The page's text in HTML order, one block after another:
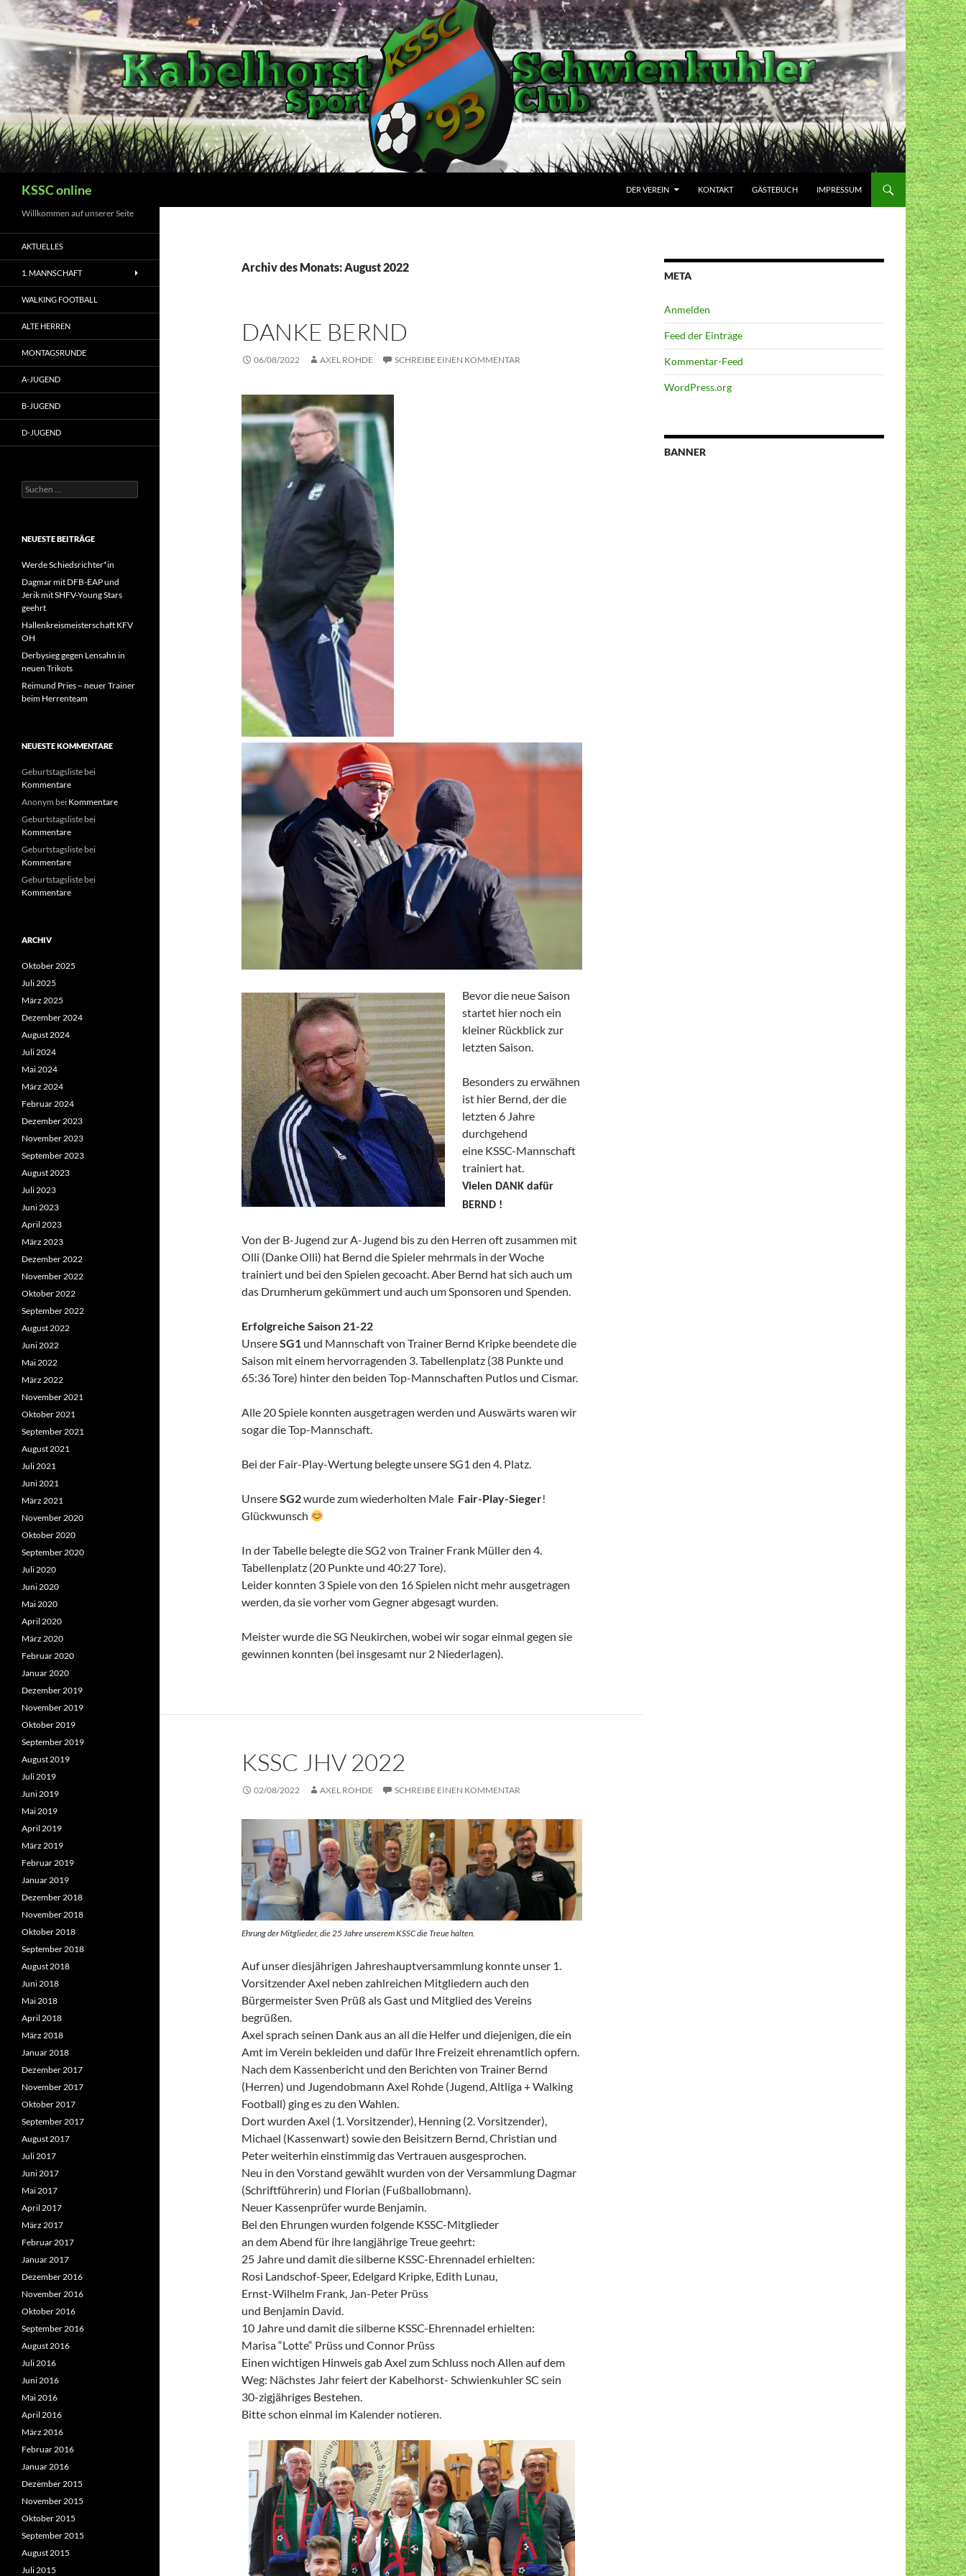
Zum
Inhalt
springen
KSSC online DER VEREIN KONTAKT GÄSTEBUCH IMPRESSUM
Archiv des Monats: August 2022
DANKE BERND
06/08/2022 AXEL ROHDE SCHREIBE EINEN KOMMENTAR
Bevor die neue Saison
startet hier noch ein
kleiner Rückblick zur
letzten Saison.
Besonders zu erwähnen
ist hier Bernd, der die
letzten 6 Jahre
durchgehend
eine KSSC-Mannschaft
trainiert hat.
Vielen DANK dafür
BERND !
Von der B-Jugend zur A-Jugend bis zu den Herren oft zusammen mit
Olli (Danke Olli) hat Bernd die Spieler mehrmals in der Woche
trainiert und bei den Spielen gecoacht. Aber Bernd hat sich auch um
das Drumherum gekümmert und auch um Sponsoren und Spenden.
Erfolgreiche Saison 21-22
UnsereSG1 und Mannschaft von Trainer Bernd Kripke beendete die
Saison mit einem hervorragenden 3. Tabellenplatz (38 Punkte und
65:36 Tore) hinter den beiden Top-Mannschaften Putlos und Cismar.
Alle 20 Spiele konnten ausgetragen werden und Auswärts waren wir
sogar die Top-Mannschaft.
Bei der Fair-Play-Wertung belegte unsere SG1 den 4. Platz.
UnsereSG2wurde zum wiederholten Male Fair-Play-Sieger!
Glückwunsch
In der Tabelle belegte die SG2 von Trainer Frank Müller den 4.
Tabellenplatz (20 Punkte und 40:27 Tore).
Leider konnten 3 Spiele von den 16 Spielen nicht mehr ausgetragen
werden, da sie vorher vom Gegner abgesagt wurden.
Meister wurde die SG Neukirchen, wobei wir sogar einmal gegen sie
gewinnen konnten (bei insgesamt nur 2 Niederlagen).
KSSC JHV 2022
02/08/2022 AXEL ROHDE SCHREIBE EINEN KOMMENTAR
Ehrung der Mitglieder, die 25 Jahre unserem KSSC die Treue halten.
Auf unser diesjährigen Jahreshauptversammlung konnte unser 1.
Vorsitzender Axel neben zahlreichen Mitgliedern auch den
Bürgermeister Sven Prüß als Gast und Mitglied des Vereins
begrüßen.
Axel sprach seinen Dank aus an all die Helfer und diejenigen, die ein
Amt im Verein bekleiden und dafür Ihre Freizeit ehrenamtlich opfern.
Nach dem Kassenbericht und den Berichten von Trainer Bernd
(Herren) und Jugendobmann Axel Rohde (Jugend, Altliga + Walking
Football) ging es zu den Wahlen.
Dort wurden Axel (1. Vorsitzender), Henning (2. Vorsitzender),
Michael (Kassenwart) sowie den Beisitzern Bernd, Christian und
Peter weiterhin einstimmig das Vertrauen ausgesprochen.
Neu in den Vorstand gewählt wurden von der Versammlung Dagmar
(Schriftführerin) und Florian (Fußballobmann).
Neuer Kassenprüfer wurde Benjamin.
Bei den Ehrungen wurden folgende KSSC-Mitglieder
an dem Abend für ihre langjährige Treue geehrt:
25 Jahre und damit die silberne KSSC-Ehrennadel erhielten:
Rosi Landschof-Speer, Edelgard Kripke, Edith Lunau,
Ernst-Wilhelm Frank, Jan-Peter Prüss
und Benjamin David.
10 Jahre und damit die silberne KSSC-Ehrennadel erhielten:
Marisa “Lotte“ Prüss und Connor Prüss
Einen wichtigen Hinweis gab Axel zum Schluss noch Allen auf dem
Weg: Nächstes Jahr feiert der Kabelhorst- Schwienkuhler SC sein
30-zigjähriges Bestehen.
Bitte schon einmal im Kalender notieren.
META
Anmelden
Feed der Einträge
Kommentar-Feed
WordPress.org
BANNER
Willkommen auf unserer Seite
AKTUELLES
1. MANNSCHAFT
WALKING FOOTBALL
ALTE HERREN
MONTAGSRUNDE
A-JUGEND
B-JUGEND
D-JUGEND
Suche
nach:
NEUESTE BEITRÄGE
Werde Schiedsrichter*in
Dagmar mit DFB-EAP und
Jerik mit SHFV-Young Stars
geehrt
Hallenkreismeisterschaft KFV
OH
Derbysieg gegen Lensahn in
neuen Trikots
Reimund Pries – neuer Trainer
beim Herrenteam
NEUESTE KOMMENTARE
Geburtstagsliste bei
Kommentare
Anonym bei Kommentare
Geburtstagsliste bei
Kommentare
Geburtstagsliste bei
Kommentare
Geburtstagsliste bei
Kommentare
ARCHIV
Oktober 2025
Juli 2025
März 2025
Dezember 2024
August 2024
Juli 2024
Mai 2024
März 2024
Februar 2024
Dezember 2023
November 2023
September 2023
August 2023
Juli 2023
Juni 2023
April 2023
März 2023
Dezember 2022
November 2022
Oktober 2022
September 2022
August 2022
Juni 2022
Mai 2022
März 2022
November 2021
Oktober 2021
September 2021
August 2021
Juli 2021
Juni 2021
März 2021
November 2020
Oktober 2020
September 2020
Juli 2020
Juni 2020
Mai 2020
April 2020
März 2020
Februar 2020
Januar 2020
Dezember 2019
November 2019
Oktober 2019
September 2019
August 2019
Juli 2019
Juni 2019
Mai 2019
April 2019
März 2019
Februar 2019
Januar 2019
Dezember 2018
November 2018
Oktober 2018
September 2018
August 2018
Juni 2018
Mai 2018
April 2018
März 2018
Januar 2018
Dezember 2017
November 2017
Oktober 2017
September 2017
August 2017
Juli 2017
Juni 2017
Mai 2017
April 2017
März 2017
Februar 2017
Januar 2017
Dezember 2016
November 2016
Oktober 2016
September 2016
August 2016
Juli 2016
Juni 2016
Mai 2016
April 2016
März 2016
Februar 2016
Januar 2016
Dezember 2015
November 2015
Oktober 2015
September 2015
August 2015
Juli 2015